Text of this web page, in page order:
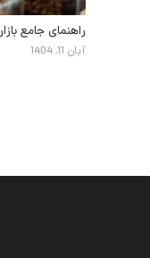
راهنمای جامع
آبان 11, 1404